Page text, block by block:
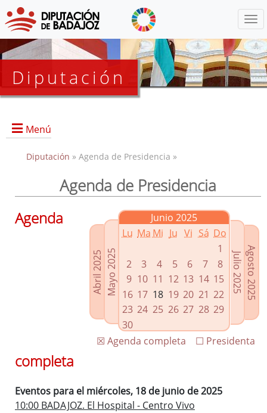
Diputación
Menú
Presidencia
Grupos Políticos
Enlaces relacionados
Agenda de Presidencia
Plenos provinciales y Juntas de gobierno
Oficina de Proyectos Europeos
Diputación » Agenda de Presidencia »
Agenda de Presidencia
Abril 2025Mayo 2025
Junio 2025
Lu Ma Mi Ju Vi Sá Do
1
2
3 4 5 6 7
8
9 10 11 12 13 14 15
16 17 18 19 20 21 22
23 24 25 26 27 28 29
30
Agosto 2025
Julio 2025
☐ Presidenta
☒ Agenda completa
Agenda
completa
Eventos para el miércoles, 18 de junio de 2025
10:00 BADAJOZ. El Hospital - Centro Vivo